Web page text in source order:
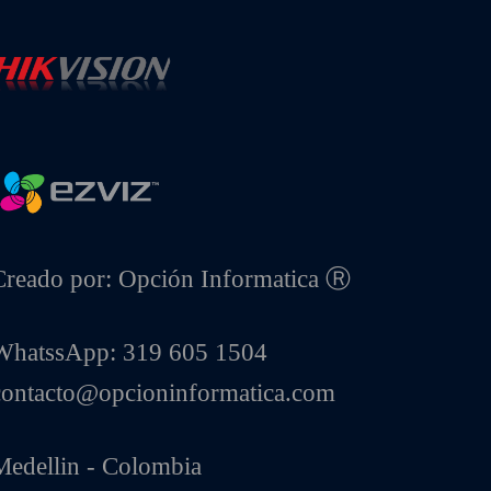
por: Opción Informatica Ⓡ
319 605 1504
- Colombia